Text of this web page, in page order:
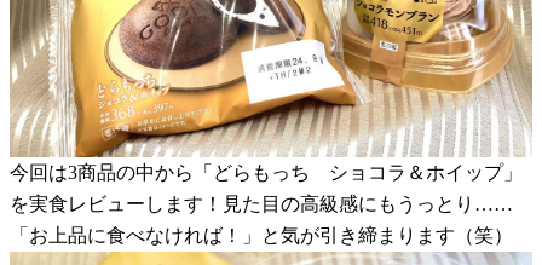
今回は3商品の中から「どらもっち ショコラ＆ホイップ」
を実食レビューします！見た目の高級感にもうっとり……
「お上品に食べなければ！」と気が引き締まります（笑）